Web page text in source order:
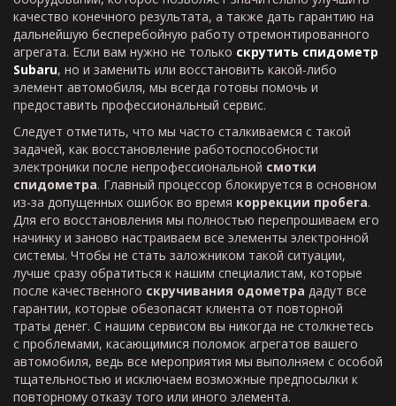
качество конечного результата, а также дать гарантию на
дальнейшую бесперебойную работу отремонтированного
агрегата. Если вам нужно не только скрутить спидометр
Subaru, но и заменить или восстановить какой-либо
элемент автомобиля, мы всегда готовы помочь и
предоставить профессиональный сервис.
Следует отметить, что мы часто сталкиваемся с такой
задачей, как восстановление работоспособности
электроники после непрофессиональной смотки
спидометра. Главный процессор блокируется в основном
из-за допущенных ошибок во время коррекции пробега.
Для его восстановления мы полностью перепрошиваем его
начинку и заново настраиваем все элементы электронной
системы. Чтобы не стать заложником такой ситуации,
лучше сразу обратиться к нашим специалистам, которые
после качественного скручивания одометра дадут все
гарантии, которые обезопасят клиента от повторной
траты денег. С нашим сервисом вы никогда не столкнетесь
с проблемами, касающимися поломок агрегатов вашего
автомобиля, ведь все мероприятия мы выполняем с особой
тщательностью и исключаем возможные предпосылки к
повторному отказу того или иного элемента.